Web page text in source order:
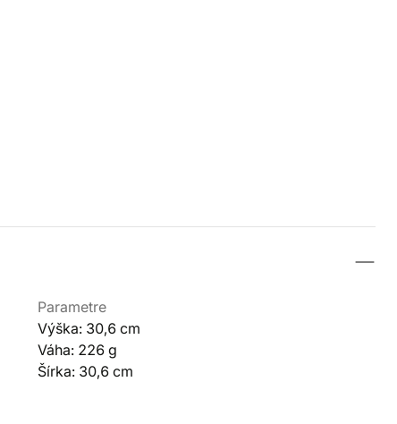
Parametre
Výška: 30,6 cm
Váha: 226 g
Šírka: 30,6 cm